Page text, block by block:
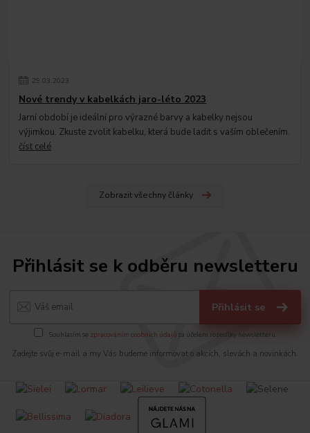
29.03.2023
Nové trendy v kabelkách jaro-léto 2023
Jarní období je ideální pro výrazné barvy a kabelky nejsou
výjimkou. Zkuste zvolit kabelku, která bude ladit s vaším oblečením.
číst celé
Zobrazit všechny články
Přihlásit se k odběru newsletteru
Přihlásit se
Souhlasím se zpracováním osobních údajů za účelem rozesílky newsletteru.
Zadejte svůj e-mail a my Vás budeme informovat o akcích, slevách a novinkách.